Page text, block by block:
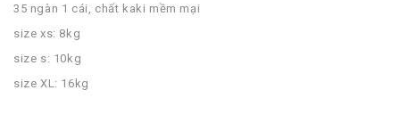
35 ngàn 1 cái, chất kaki mềm mại
size xs: 8kg
size s: 10kg
size XL: 16kg